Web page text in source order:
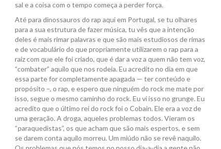
sal e a coisa com o tempo começa a perder força.
Até para dinossauros do rap aqui em Portugal, se tu olhares
para a sua estrutura de fazer música, tu vês que a intenção
deles é mais rimar palavras e que são mais estudiosos de rimas
e de vocabulário do que propriamente utilizarem o rap para a
raiz com que ele foi criado, que é dar a voz a quem não tem voz,
“combater” aquilo que nos rodeia. Eu acredito no dia em que
essa parte for completamente apagada — ter conteúdo e
propósito –, o rap, e espero que ninguém do rock me mate por
isso, segue o mesmo caminho do rock. Eu vi isso no grunge. Eu
acredito que o último rei do rock foi o Cobain. Ele era a voz de
uma geração. A droga, aqueles problemas todos. Vieram os
“paraquedistas”, os que acham que são mais espertos, e sem
se darem conta aquilo morreu. Um miúdo não se revê naquilo.